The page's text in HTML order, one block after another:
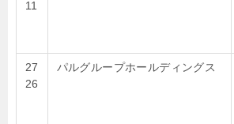
11
27
26
パルグループホールディングス